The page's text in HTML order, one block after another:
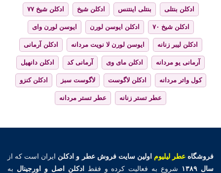
ادکلن بنتلی بنتلی اینتنس ادکلن شیخ ادکلن شیخ ۷۷
ادکلن شیخ ۷۰ ادکلن ایوسن لورن ایوسن لورن وای
ادکلن لیبر زنانه ایوسن لورن لا نویت مردانه ادکلن آرمانی
آرمانی یو مردانه ادکلن مای وی آرمانی کد ادکلن دانهیل
کول واتر مردانه ادکلن لاگوست لاگوست سبز ادکلن کنزو
عطر تستر زنانه عطر تستر مردانه
فروشگاهعطر لیلیوم اولین سایت فروش عطر و ادکلن ایران است که از
سال ۱۳۸۹
شروع به فعالیت کرده و فقط ادکلن اصل و اورجینال به